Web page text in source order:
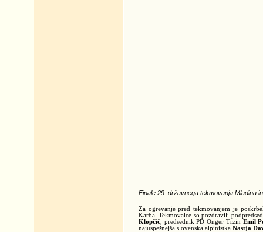
Finale 29. državnega tekmovanja Mladina
Za ogrevanje pred tekmovanjem je
Karba. Tekmovalce so pozdravili
Klopčič , predsednik PD Onger Trzin Emil
najuspešnejša slovenska alpinistka Nastja